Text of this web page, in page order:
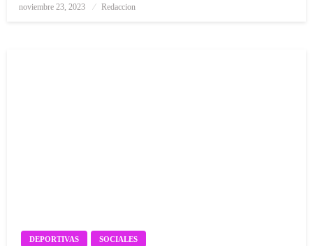
Posted
noviembre 23, 2023 Redaccion
DEPORTIVAS SOCIALES